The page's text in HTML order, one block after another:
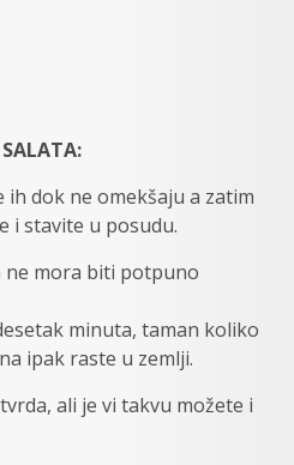
SALATA:
dok ne omekšaju a zatim
i stavite u posudu.
ne mora biti potpuno
minuta, taman koliko
ipak raste u zemlji.
ali je vi takvu možete i